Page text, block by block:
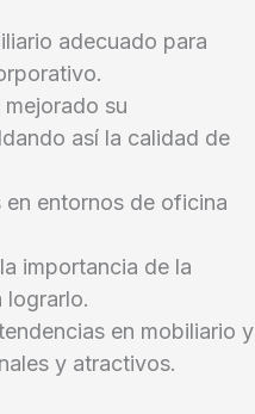
adecuado para
su
así la calidad de
entornos de oficina
importancia de la
lograrlo.
en mobiliario y
y atractivos.